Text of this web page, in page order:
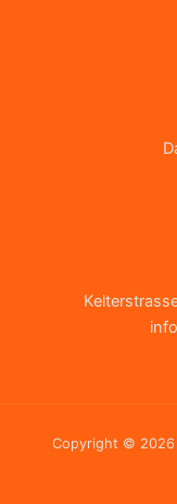
Copyright © 2026